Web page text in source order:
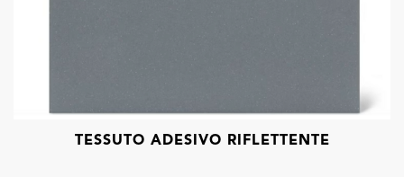
TESSUTO ADESIVO RIFLETTENTE